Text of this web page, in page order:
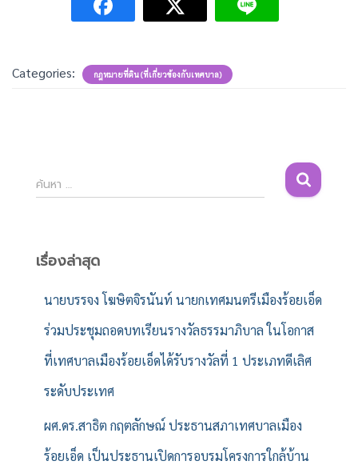
Categories: กฎหมายที่ดิน (ที่เกี่ยวข้องกับเทศบาล)
ค้
น
สำ
ค้นหา …
เรื่องล่าสุด
นายบรรจง โฆษิตจิรนันท์ นายกเทศมนตรีเมืองร้อยเอ็ด
ร่วมประชุมถอดบทเรียนรางวัลธรรมาภิบาล ในโอกาส
ที่เทศบาลเมืองร้อยเอ็ดได้รับรางวัลที่ 1 ประเภทดีเลิศ
ระดับประเทศ
ผศ.ดร.สาธิต กฤตลักษณ์ ประธานสภาเทศบาลเมือง
ร้อยเอ็ด เป็นประธานเปิดการอบรมโครงการใกล้บ้าน